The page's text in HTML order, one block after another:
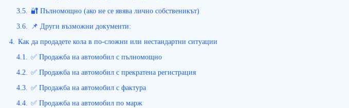
3.5. 🔐 Пълномощно (ако не се явява лично собственикът)
3.6. 📌 Други възможни документи:
4. Как да продадете кола в по-сложни или нестандартни ситуации
4.1. ✅ Продажба на автомобил с пълномощно
4.2. ✅ Продажба на автомобил с прекратена регистрация
4.3. ✅ Продажба на автомобил с фактура
4.4. ✅ Продажба на автомобил по марж